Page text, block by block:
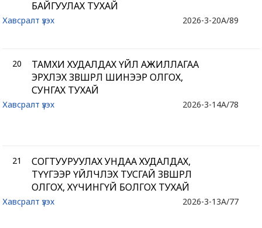
БАЙГУУЛАХ ТУХАЙ
2026-3-20A/89
Хавсралт үзэх
20
ТАМХИ ХУДАЛДАХ ҮЙЛ АЖИЛЛАГАА
ЭРХЛЭХ ЗӨВШӨӨРӨЛ ШИНЭЭР ОЛГОХ,
СУНГАХ ТУХАЙ
2026-3-14A/78
Хавсралт үзэх
21
СОГТУУРУУЛАХ УНДАА ХУДАЛДАХ,
ТҮҮГЭЭР ҮЙЛЧЛЭХ ТУСГАЙ ЗӨВШӨӨРӨЛ
ОЛГОХ, ХҮЧИНГҮЙ БОЛГОХ ТУХАЙ
2026-3-13A/77
Хавсралт үзэх